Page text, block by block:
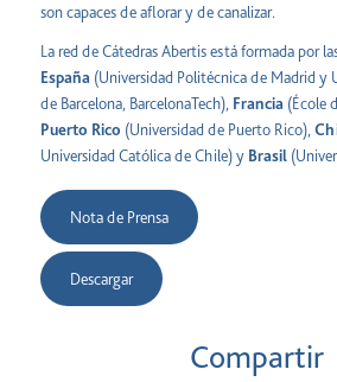
son capaces de aflorar y de canalizar.
La red de Cátedras Abertis está formada por
España (Universidad Politécnica de Madrid y
de Barcelona, BarcelonaTech), Francia (École
Puerto Rico (Universidad de Puerto Rico),
Universidad Católica de Chile) y Brasil
Nota de Prensa
Descargar
Compartir